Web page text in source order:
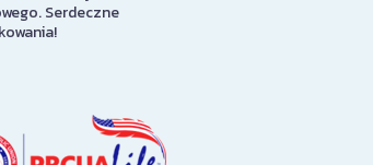
for the Polish
Catholic Union of
Serdeczne